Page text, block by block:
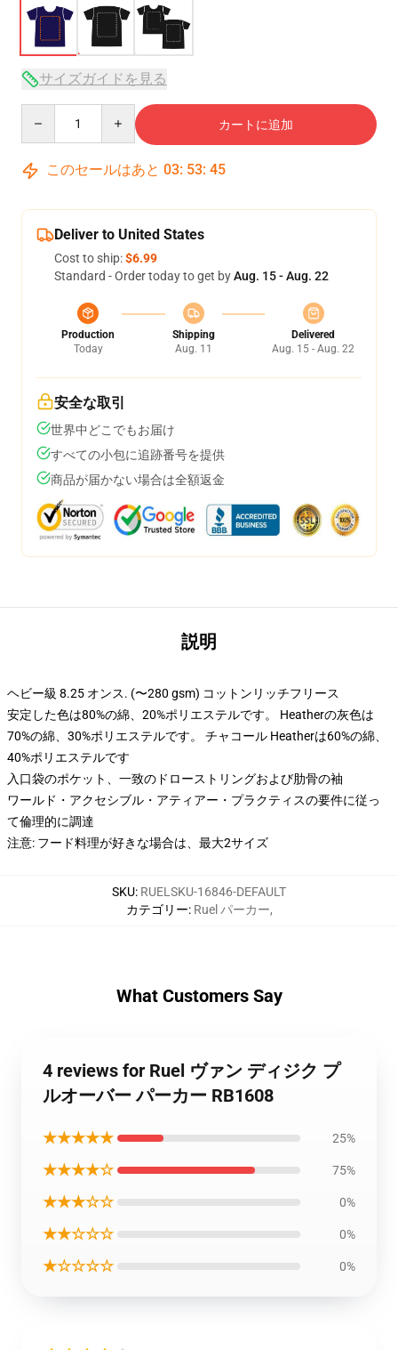
サイズガイドを見る
カートに追加
このセールはあと 03: 53: 45
Deliver to United States
Cost to ship:$6.99
Standard - Order today to get byAug. 15 - Aug. 22
Production
Today
Shipping
Aug. 11
Delivered
Aug. 15 - Aug. 22
安全な取引
世界中どこでもお届け
すべての小包に追跡番号を提供
商品が届かない場合は全額返金
説明
ヘビー級 8.25 オンス. (〜280 gsm) コットンリッチフリース
安定した色は80%の綿、20%ポリエステルです。 Heatherの灰色は
70%の綿、30%ポリエステルです。 チャコール Heatherは60%の綿、
40%ポリエステルです
入口袋のポケット、一致のドローストリングおよび肋骨の袖
ワールド・アクセシブル・アティアー・プラクティスの要件に従っ
て倫理的に調達
注意: フード料理が好きな場合は、最大2サイズ
SKU: RUELSKU-16846-DEFAULT
カテゴリー: Ruel パーカー,
What Customers Say
4 reviews for Ruel ヴァン ディジク プ
ルオーバー パーカー RB1608
★★★★★ 25%
★★★★☆ 75%
★★★☆☆ 0%
★★☆☆☆ 0%
★☆☆☆☆ 0%